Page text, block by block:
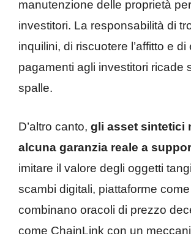
manutenzione delle proprietà
investitori. La responsabilità di
inquilini, di riscuotere l’affitto e di
pagamenti agli investitori ricade
spalle.
D’altro canto, gli asset sintetici
alcuna garanzia reale a
imitare il valore degli oggetti
scambi digitali, piattaforme
combinano oracoli di prezzo
come ChainLink con un